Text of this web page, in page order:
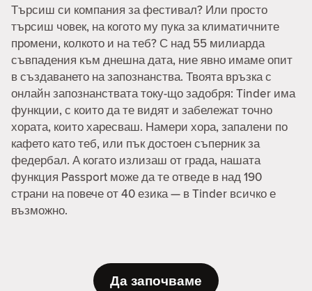
Търсиш си компания за фестивал? Или просто
търсиш човек, на когото му пука за климатичните
промени, колкото и на теб? С над 55 милиарда
съвпадения към днешна дата, ние явно имаме опит
в създаването на запознанства. Твоята връзка с
онлайн запознанствата току-що задобря: Tinder има
функции, с които да те видят и забележат точно
хората, които харесваш. Намери хора, запалени по
кафето като теб, или пък достоен съперник за
федербал. А когато излизаш от града, нашата
функция Passport може да те отведе в над 190
страни на повече от 40 езика — в Tinder всичко е
възможно.
Да започваме